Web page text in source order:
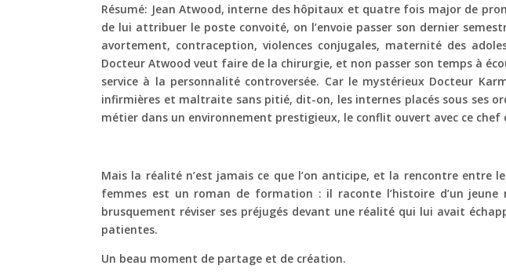
Résumé: Jean Atwood, interne des hôpitaux et quatre fois major de
de lui attribuer le poste convoité, on l’envoie passer son dernier
avortement, contraception, violences conjugales, maternité des
Docteur Atwood veut faire de la chirurgie, et non passer son temps à
service à la personnalité controversée. Car le mystérieux Docteur
infirmières et maltraite sans pitié, dit-on, les internes placés sous ses
métier dans un environnement prestigieux, le conflit ouvert avec ce
Mais la réalité n’est jamais ce que l’on anticipe, et la rencontre entre
femmes est un roman de formation : il raconte l’histoire d’un
brusquement réviser ses préjugés devant une réalité qui lui avait
patientes.
Un beau moment de partage et de création.